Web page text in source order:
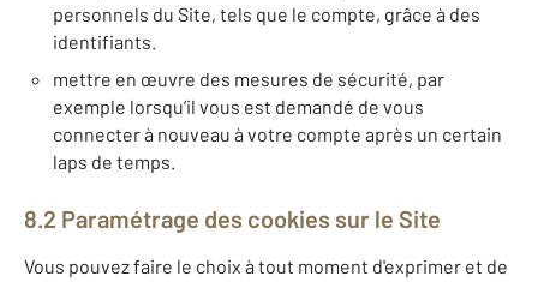
personnels du Site, tels que le compte, grâce à des
identifiants.
mettre en œuvre des mesures de sécurité, par
exemple lorsqu’il vous est demandé de vous
connecter à nouveau à votre compte après un certain
laps de temps.
8.2 Paramétrage des cookies sur le Site
Vous pouvez faire le choix à tout moment d'exprimer et de